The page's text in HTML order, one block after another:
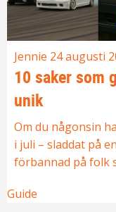
Jennie 24 augusti
10 saker som
unik
Om du någonsin
i juli – sladdat på
förbannad på folk
Guide